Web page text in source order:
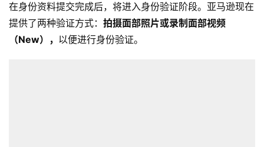
在身份资料提交完成后，将进入身份验证阶段。亚马逊现在
提供了两种验证方式： 拍摄面部照片或录制面部视频
（New）， 以便进行身份验证。